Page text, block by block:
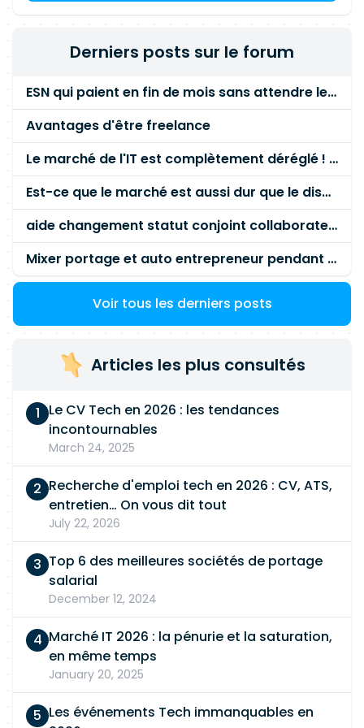
Jira) jusqu'à leur résolution. Collaborations Agile :
participation active aux cérémonies (Daily,
outils Selenium WebDriver, Java, Squash TM,
Squash Server, SOAPUI, Git, Bitbucket, BDD
(Gherkin),FileZilla, Agile / Scrum
Derniers posts sur le forum
ESN qui paient en fin de mois sans attendre le paiement client ?
Avantages d'être freelance
Le marché de l'IT est complètement déréglé ! STOP à cette mascarade ! Il faut s'unir et résister !
Est-ce que le marché est aussi dur que le disent les commerciaux ?
aide changement statut conjoint collaborateur
Mixer portage et auto entrepreneur pendant des années - quel risque ?
Voir tous les derniers posts
Articles les plus consultés
Le CV Tech en 2026 : les tendances
incontournables
March 24, 2025
Recherche d'emploi tech en 2026 : CV, ATS,
entretien… On vous dit tout
July 22, 2026
Top 6 des meilleures sociétés de portage
salarial
December 12, 2024
Marché IT 2026 : la pénurie et la saturation,
en même temps
January 20, 2025
Les événements Tech immanquables en